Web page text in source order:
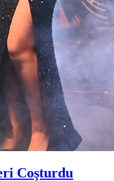
Coşturdu